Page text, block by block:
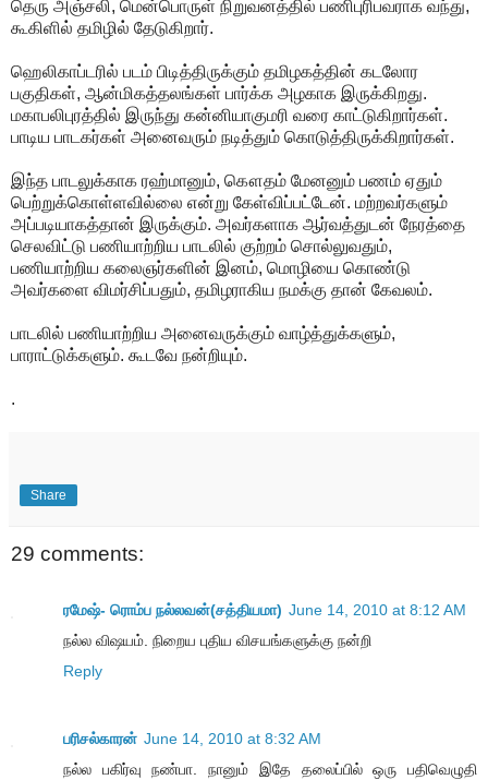
தெரு அஞ்சலி, மென்பொருள் நிறுவனத்தில் பணிபுரிபவராக வந்து,
கூகிளில் தமிழில் தேடுகிறார்.
ஹெலிகாப்டரில் படம் பிடித்திருக்கும் தமிழகத்தின் கடலோர
பகுதிகள், ஆன்மிகத்தலங்கள் பார்க்க அழகாக இருக்கிறது.
மகாபலிபுரத்தில் இருந்து கன்னியாகுமரி வரை காட்டுகிறார்கள்.
பாடிய பாடகர்கள் அனைவரும் நடித்தும் கொடுத்திருக்கிறார்கள்.
இந்த பாடலுக்காக ரஹ்மானும், கௌதம் மேனனும் பணம் ஏதும்
பெற்றுக்கொள்ளவில்லை என்று கேள்விப்பட்டேன். மற்றவர்களும்
அப்படியாகத்தான் இருக்கும். அவர்களாக ஆர்வத்துடன் நேரத்தை
செலவிட்டு பணியாற்றிய பாடலில் குற்றம் சொல்லுவதும்,
பணியாற்றிய கலைஞர்களின் இனம், மொழியை கொண்டு
அவர்களை விமர்சிப்பதும், தமிழராகிய நமக்கு தான் கேவலம்.
பாடலில் பணியாற்றிய அனைவருக்கும் வாழ்த்துக்களும்,
பாராட்டுக்களும். கூடவே நன்றியும்.
.
Share
29 comments:
ரமேஷ்- ரொம்ப நல்லவன்(சத்தியமா) June 14, 2010 at 8:12 AM
நல்ல விஷயம். நிறைய புதிய விசயங்களுக்கு நன்றி
Reply
பரிசல்காரன் June 14, 2010 at 8:32 AM
நல்ல பகிர்வு நண்பா. நானும் இதே தலைப்பில் ஒரு பதிவெழுதி